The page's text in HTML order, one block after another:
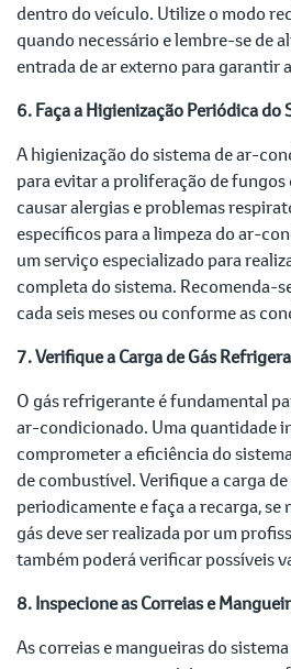
dentro do veículo. Utilize o modo
quando necessário e lembre-se de
entrada de ar externo para garantir
6. Faça a Higienização Periódica do
A higienização do sistema de ar-
para evitar a proliferação de fungos
causar alergias e problemas
específicos para a limpeza do ar-
um serviço especializado para
completa do sistema. Recomenda-
cada seis meses ou conforme as
7. Verifique a Carga de Gás
O gás refrigerante é fundamental
ar-condicionado. Uma quantidade
comprometer a eficiência do
de combustível. Verifique a carga
periodicamente e faça a recarga, se
gás deve ser realizada por um
também poderá verificar possíveis
8. Inspecione as Correias e
As correias e mangueiras do